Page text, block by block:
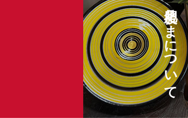
肥後こまについて